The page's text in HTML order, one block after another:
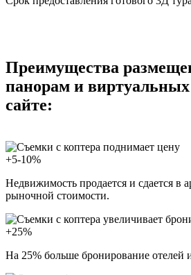
Преимущества
панорам и
сайте:
+5-10%
Недвижимость продается и сдается в
рыночной стоимости.
+25%
На 25% больше бронирование отелей